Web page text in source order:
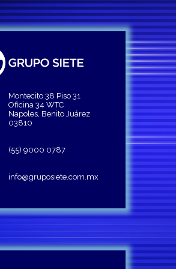
Montecito 38 Piso 31
Oficina 34 WTC
Napoles, Benito Juárez
03810
(55) 9000 0787
info@gruposiete.com.mx